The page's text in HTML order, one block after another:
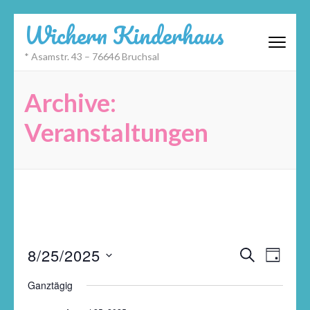
Inhalt
springen
Wichern Kinderhaus
* Asamstr. 43 – 76646 Bruchsal
Archive:
Veranstaltungen
Suche
und
SUCHE
TAG
8/25/2025
Datum
Ganztägig